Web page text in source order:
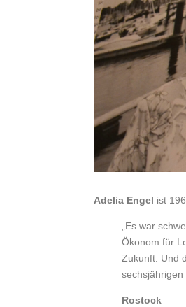
Adelia Engel ist
„Es war
Ökonom für
Zukunft. Und
sechsjährigen
Rostock